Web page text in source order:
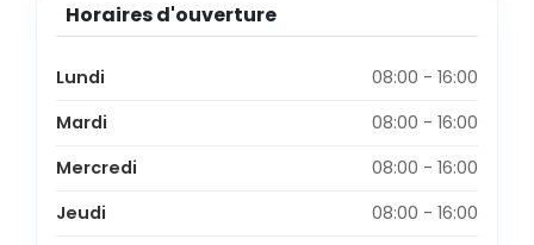
Horaires d'ouverture
Lundi
08:00 - 16:00
Mardi
08:00 - 16:00
Mercredi
08:00 - 16:00
Jeudi
08:00 - 16:00